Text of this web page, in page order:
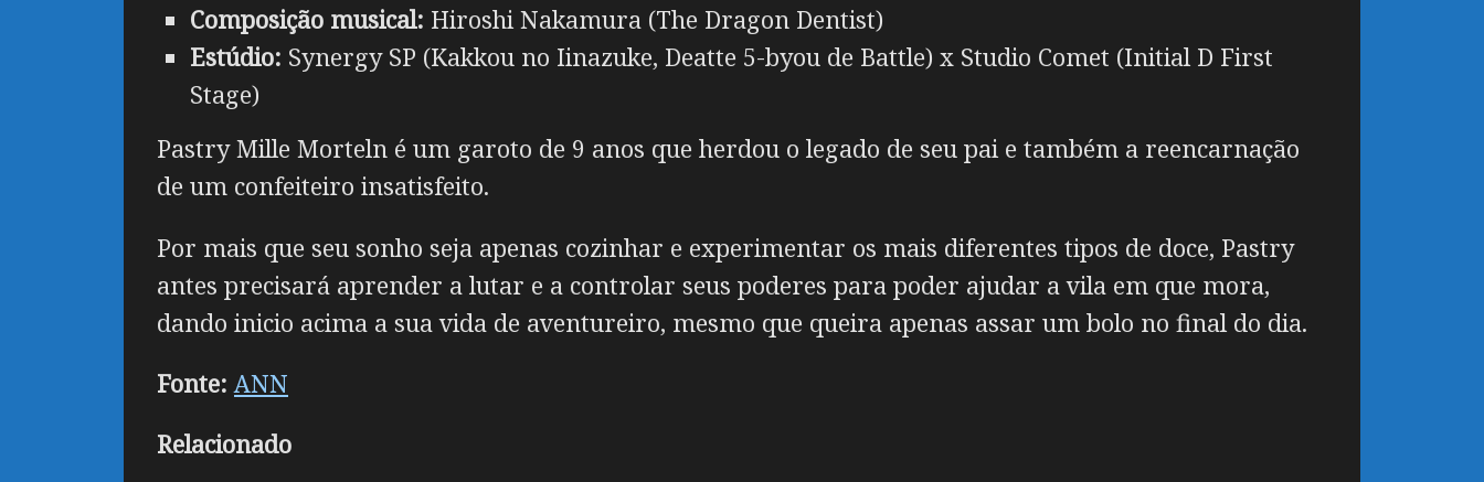
Composição musical: Hiroshi Nakamura (The Dragon Dentist)
Estúdio: Synergy SP (Kakkou no Iinazuke, Deatte 5-byou de Battle) x Studio Comet (Initial D First
Stage)
Pastry Mille Morteln é um garoto de 9 anos que herdou o legado de seu pai e também a reencarnação
de um confeiteiro insatisfeito.
Por mais que seu sonho seja apenas cozinhar e experimentar os mais diferentes tipos de doce, Pastry
antes precisará aprender a lutar e a controlar seus poderes para poder ajudar a vila em que mora,
dando inicio acima a sua vida de aventureiro, mesmo que queira apenas assar um bolo no final do dia.
Fonte: ANN
Relacionado